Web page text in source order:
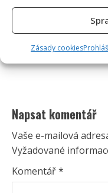
Zásady cookies
Napsat komentář
Vaše e-mailová
Vyžadované
Komentář*